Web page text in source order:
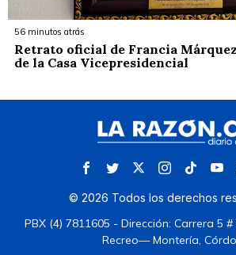
56 minutos atrás
Retrato oficial de Francia
de la Casa Vicepresidencial
© 2026 Todos los derechos
PBX (4) 7811605 - Dirección: Carrera 5
Recreo— Montería,